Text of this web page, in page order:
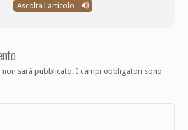
Ascolta l'articolo
sarà pubblicato. I campi obbligatori sono